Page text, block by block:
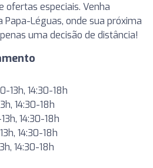
ofertas especiais. Venha
Léguas, onde sua próxima
uma decisão de distância!
13h, 14:30-18h
14:30-18h
14:30-18h
14:30-18h
14:30-18h